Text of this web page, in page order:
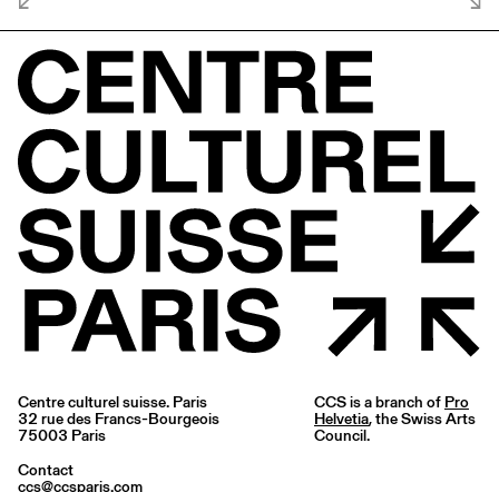
Centre culturel suisse. Paris
32 rue des Francs-Bourgeois
75003 Paris
Contact
ccs@ccsparis.com
CCS is a branch of Pro
Helvetia, the Swiss Arts
Council.